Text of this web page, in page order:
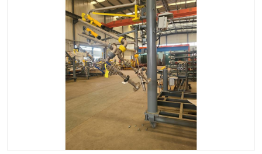
液氨装鹤管 潜油泵鹤管
输油臂
汽车鹤管